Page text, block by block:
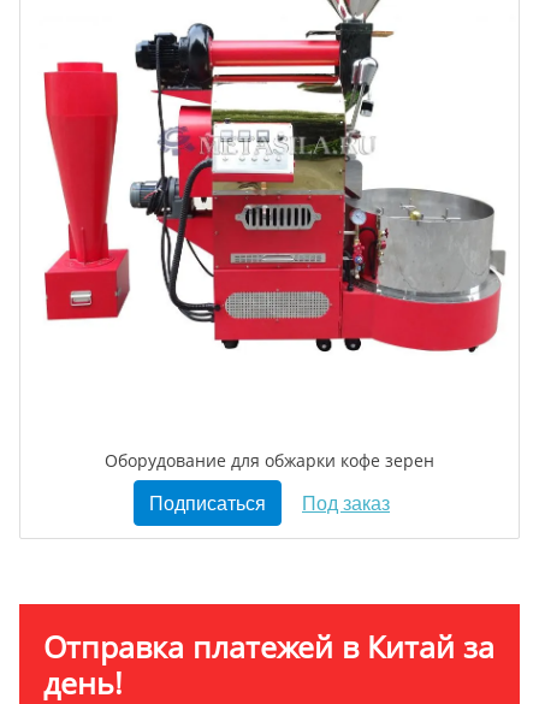
Оборудование для обжарки кофе зерен
Подписаться Под заказ
Отправка платежей в Китай за
день!